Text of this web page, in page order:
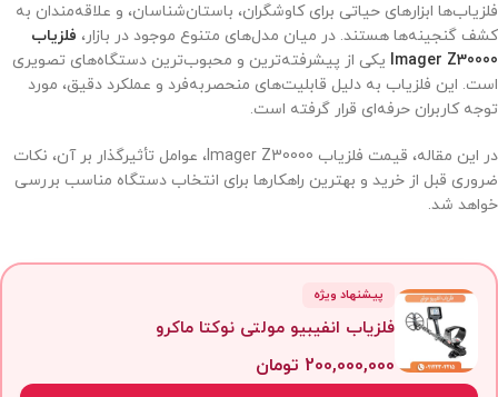
فلزیاب‌ها ابزارهای حیاتی برای کاوشگران، باستان‌شناسان، و علاقه‌مندان به
کشف گنجینه‌ها هستند. در میان مدل‌های متنوع موجود در بازار، فلزیاب
Imager Z30000 یکی از پیشرفته‌ترین و محبوب‌ترین دستگاه‌های تصویری
است. این فلزیاب به دلیل قابلیت‌های منحصربه‌فرد و عملکرد دقیق، مورد
توجه کاربران حرفه‌ای قرار گرفته است.
در این مقاله، قیمت فلزیاب Imager Z30000، عوامل تأثیرگذار بر آن، نکات
ضروری قبل از خرید و بهترین راهکارها برای انتخاب دستگاه مناسب بررسی
خواهد شد.
پیشنهاد ویژه
فلزیاب انفیبیو مولتی نوکتا ماکرو
200,000,000 تومان